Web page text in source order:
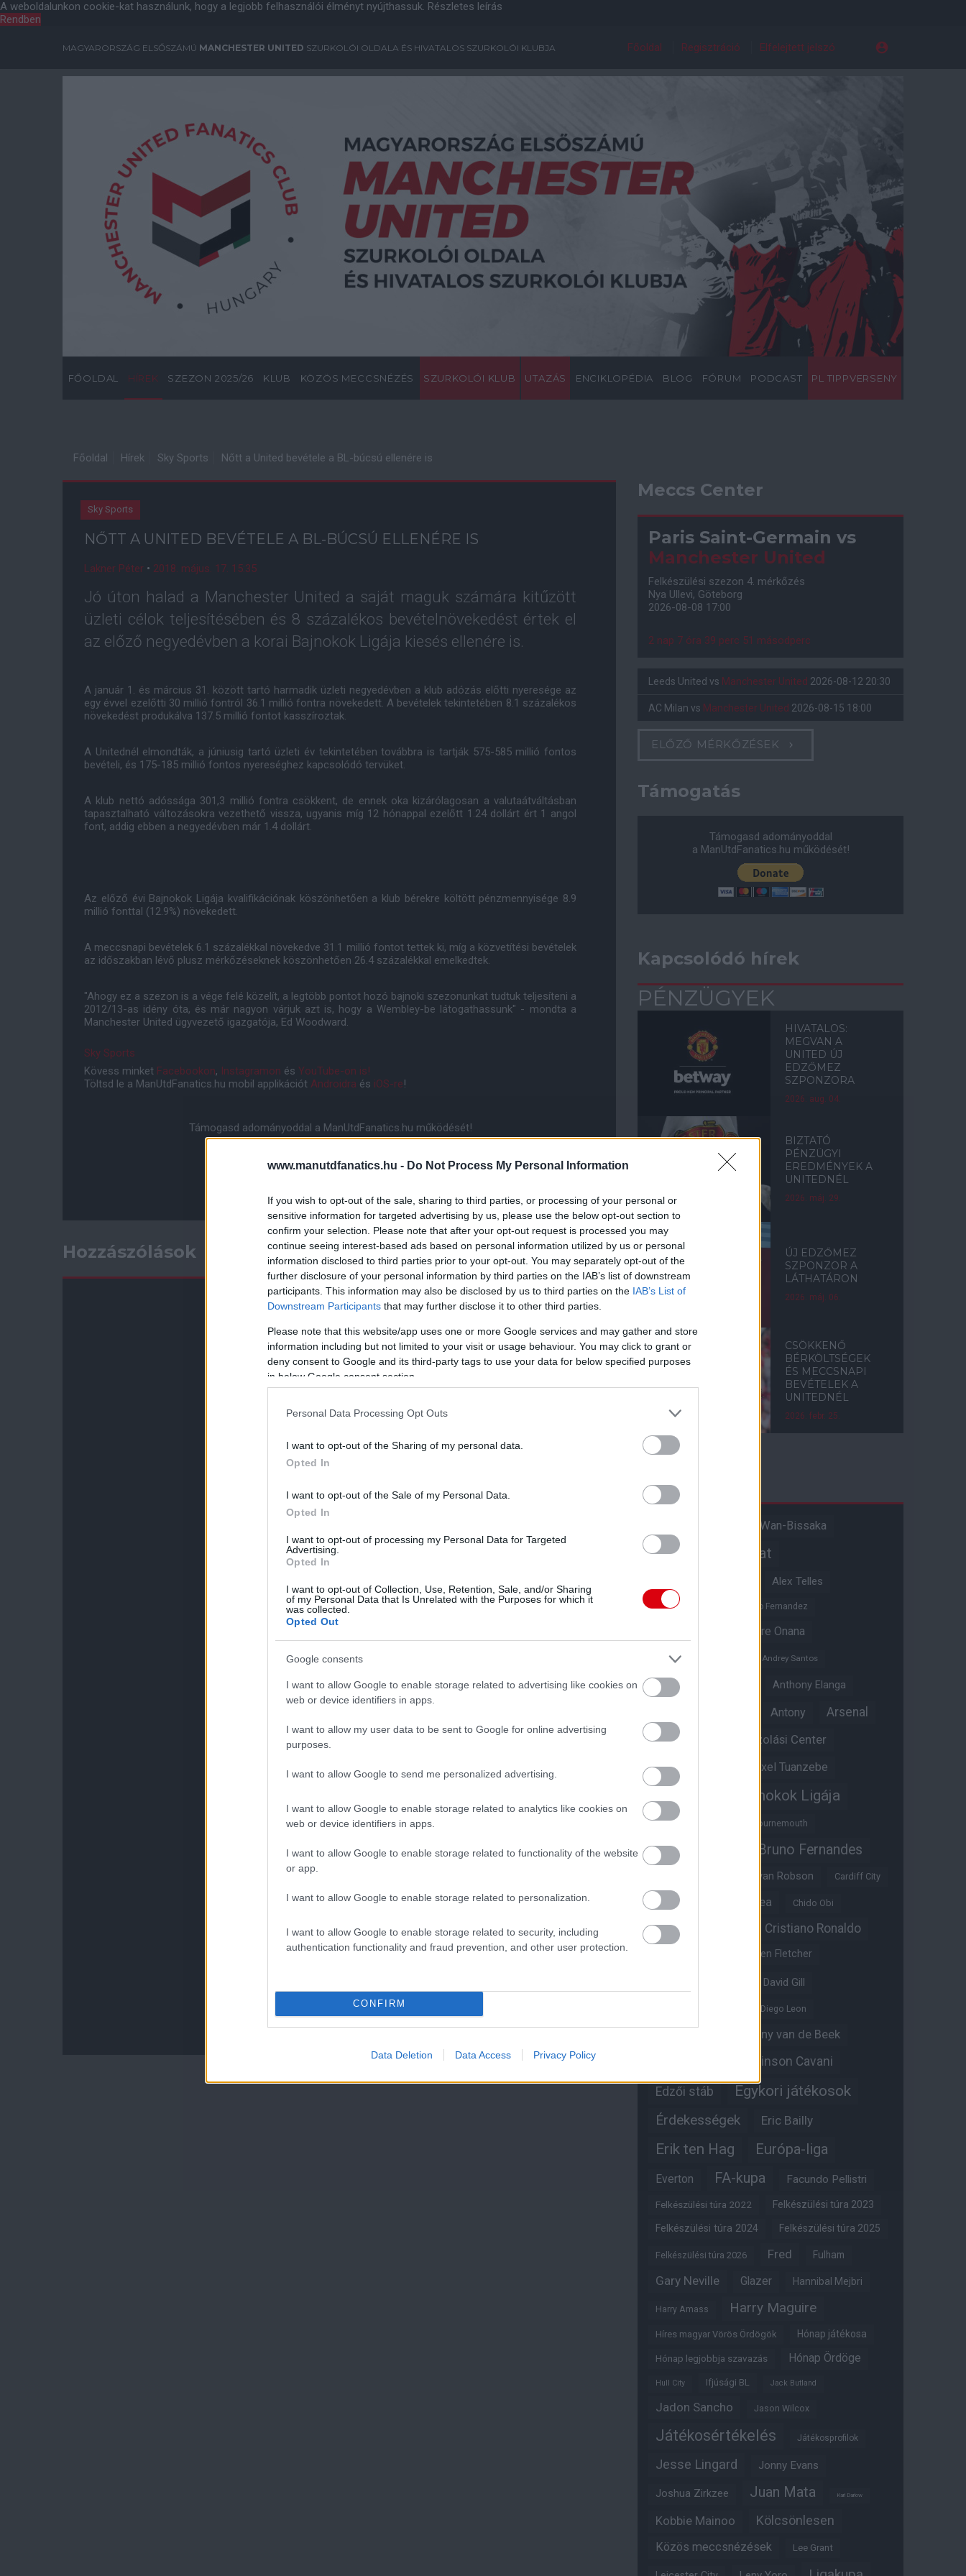
www.manutdfanatics.hu - Do Not Process My Personal Information
If you wish to opt-out of the sale, sharing to third parties, or processing of your personal or
sensitive information for targeted advertising by us, please use the below opt-out section to
confirm your selection. Please note that after your opt-out request is processed you may
continue seeing interest-based ads based on personal information utilized by us or personal
information disclosed to third parties prior to your opt-out. You may separately opt-out of the
further disclosure of your personal information by third parties on the IAB’s list of downstream
participants. This information may also be disclosed by us to third parties on the IAB’s List of
Downstream Participants that may further disclose it to other third parties.
Please note that this website/app uses one or more Google services and may gather and store
information including but not limited to your visit or usage behaviour. You may click to grant or
deny consent to Google and its third-party tags to use your data for below specified purposes
in below Google consent section.
Personal Data Processing Opt Outs
I want to opt-out of the Sharing of my personal data.
Opted In
I want to opt-out of the Sale of my Personal Data.
Opted In
I want to opt-out of processing my Personal Data for Targeted
Advertising.
Opted In
I want to opt-out of Collection, Use, Retention, Sale, and/or Sharing
of my Personal Data that Is Unrelated with the Purposes for which it
was collected.
Opted Out
Google consents
I want to allow Google to enable storage related to advertising like cookies on
web or device identifiers in apps.
I want to allow my user data to be sent to Google for online advertising
purposes.
I want to allow Google to send me personalized advertising.
I want to allow Google to enable storage related to analytics like cookies on
web or device identifiers in apps.
I want to allow Google to enable storage related to functionality of the website
or app.
I want to allow Google to enable storage related to personalization.
I want to allow Google to enable storage related to security, including
authentication functionality and fraud prevention, and other user protection.
CONFIRM
Data Deletion Data Access Privacy Policy
A weboldalunkon cookie-kat használunk, hogy a legjobb felhasználói élményt nyújthassuk. Részletes leírás
Rendben
MAGYARORSZÁG ELSŐSZÁMÚ MANCHESTER UNITED SZURKOLÓI OLDALA ÉS HIVATALOS SZURKOLÓI KLUBJA Főoldal Regisztráció Elfelejtett jelszó
FŐOLDAL HÍREK SZEZON 2025/26 KLUB KÖZÖS MECCSNÉZÉS SZURKOLÓI KLUB UTAZÁS ENCIKLOPÉDIA BLOG FÓRUM PODCAST PL TIPPVERSENY
Főoldal Hírek Sky Sports Nőtt a United bevétele a BL-búcsú ellenére is
Sky Sports
NŐTT A UNITED BEVÉTELE A BL-BÚCSÚ ELLENÉRE IS
Lakner Péter • 2018. május. 17. 15:35
Jó úton halad a Manchester United a saját maguk számára kitűzött
üzleti célok teljesítésében és 8 százalékos bevételnövekedést értek el
az előző negyedévben a korai Bajnokok Ligája kiesés ellenére is.
A január 1. és március 31. között tartó harmadik üzleti negyedévben a klub adózás előtti nyeresége az
egy évvel ezelőtti 30 millió fontról 36.1 millió fontra növekedett. A bevételek tekintetében 8.1 százalékos
növekedést produkálva 137.5 millió fontot kasszíroztak.
A Unitednél elmondták, a júniusig tartó üzleti év tekintetében továbbra is tartják 575-585 millió fontos
bevételi, és 175-185 millió fontos nyereséghez kapcsolódó tervüket.
A klub nettó adóssága 301,3 millió fontra csökkent, de ennek oka kizárólagosan a valutaátváltásban
tapasztalható változásokra vezethető vissza, ugyanis míg 12 hónappal ezelőtt 1.24 dollárt ért 1 angol
font, addig ebben a negyedévben már 1.4 dollárt.
Az előző évi Bajnokok Ligája kvalifikációnak köszönhetően a klub bérekre költött pénzmennyisége 8.9
millió fonttal (12.9%) növekedett.
A meccsnapi bevételek 6.1 százalékkal növekedve 31.1 millió fontot tettek ki, míg a közvetítési bevételek
az időszakban lévő plusz mérkőzéseknek köszönhetően 26.4 százalékkal emelkedtek.
"Ahogy ez a szezon is a vége felé közelít, a legtöbb pontot hozó bajnoki szezonunkat tudtuk teljesíteni a
2012/13-as idény óta, és már nagyon várjuk azt is, hogy a Wembley-be látogathassunk" - mondta a
Manchester United ügyvezető igazgatója, Ed Woodward.
Sky Sports
Kövess minket Facebookon, Instagramon és YouTube-on is!
Töltsd le a ManUtdFanatics.hu mobil applikációt Androidra és iOS-re!
Támogasd adományoddal a ManUtdFanatics.hu működését!
Hozzászólások
Meccs Center
Paris Saint-Germain vs
Manchester United
Felkészülési szezon 4. mérkőzés
Nya Ullevi, Göteborg
2026-08-08 17:00
2 nap 7 óra 39 perc 50 másodperc
Leeds United vs Manchester United 2026-08-12 20:30
AC Milan vs Manchester United 2026-08-15 18:00
ELŐZŐ MÉRKŐZÉSEK
Támogatás
Támogasd adományoddal
a ManUtdFanatics.hu működését!
Kapcsolódó hírek
PÉNZÜGYEK
HIVATALOS:
MEGVAN A
UNITED ÚJ
EDZŐMEZ
SZPONZORA
2026. aug. 04.
BIZTATÓ
PÉNZÜGYI
EREDMÉNYEK A
UNITEDNÉL
2026. máj. 29.
ÚJ EDZŐMEZ
SZPONZOR A
LÁTHATÁRON
2026. máj. 06.
CSÖKKENŐ
BÉRKÖLTSÉGEK
ÉS MECCSNAPI
BEVÉTELEK A
UNITEDNÉL
2026. febr. 25.
Aaron Wan-Bissaka
Akadémiai csapat
Alex Telles
Altay Bayindir Alvaro Fernandez
Andre Onana
Andreas Pereira
Andrey Santos
Angol válogatott Anthony Elanga
Antony Arsenal
Aston Villa Átigazolási Center
Átigazolások Axel Tuanzebe
Bajnokok Ligája
Benjamin Sesko Bournemouth
Brandon Williams Bruno Fernandes
Bryan Robson Cardiff City
Casemiro Chelsea Chido Obi
Christian Eriksen Cristiano Ronaldo
Darren Fletcher
David Gill
Diego Leon
Donny van de Beek
Edinson Cavani
Edzői stáb Egykori játékosok
Érdekességek Eric Bailly
Erik ten Hag Európa-liga
Everton FA-kupa Facundo Pellistri
Felkészülési túra 2022 Felkészülési túra 2023
Felkészülési túra 2024 Felkészülési túra 2025
Felkészülési túra 2026 Fred Fulham
Gary Neville Glazer Hannibal Mejbri
Harry Amass Harry Maguire
Híres magyar Vörös Ördögök Hónap játékosa
Hónap legjobbja szavazás Hónap Ördöge
Hull City Ifjúsági BL Jack Butland
Jadon Sancho Jason Wilcox
Játékosértékelés Játékosprofilok
Jesse Lingard Jonny Evans
Joshua Zirkzee Juan Mata Karl Darlow
Kobbie Mainoo Kölcsönlesen
Közös meccsnézések Lee Grant